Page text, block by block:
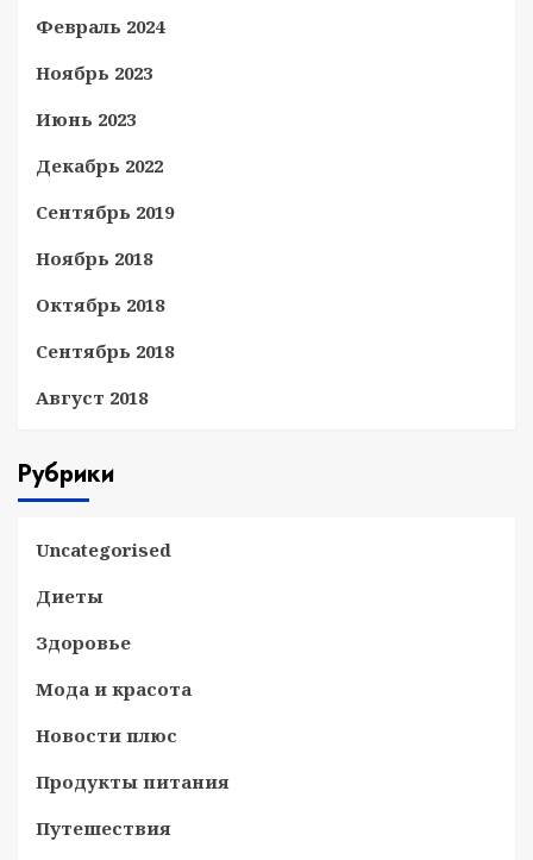
Февраль 2024
Ноябрь 2023
Июнь 2023
Декабрь 2022
Сентябрь 2019
Ноябрь 2018
Октябрь 2018
Сентябрь 2018
Август 2018
Рубрики
Uncategorised
Диеты
Здоровье
Мода и красота
Новости плюс
Продукты питания
Путешествия